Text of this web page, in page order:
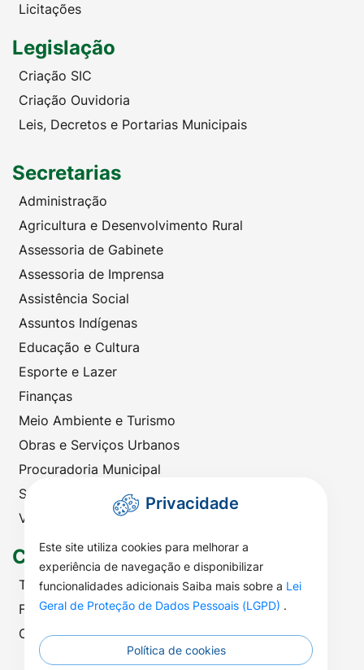
Licitações
Legislação
Criação SIC
Criação Ouvidoria
Leis, Decretos e Portarias Municipais
Secretarias
Administração
Agricultura e Desenvolvimento Rural
Assessoria de Gabinete
Assessoria de Imprensa
Assistência Social
Assuntos Indígenas
Educação e Cultura
Esporte e Lazer
Finanças
Meio Ambiente e Turismo
Obras e Serviços Urbanos
Procuradoria Municipal
Saúde
Viação e Transportes
Contato
Telefones Úteis
Fale com a Prefeitura
Ouvidoria | SIC
Privacidade
Este site utiliza cookies para melhorar a
experiência de navegação e disponibilizar
funcionalidades adicionais Saiba mais sobre a Lei
Geral de Proteção de Dados Pessoais (LGPD) .
Política de cookies